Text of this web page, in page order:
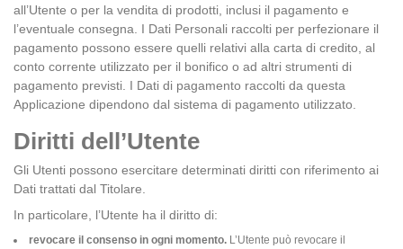
all’Utente o per la vendita di prodotti, inclusi il pagamento e
l’eventuale consegna. I Dati Personali raccolti per perfezionare il
pagamento possono essere quelli relativi alla carta di credito, al
conto corrente utilizzato per il bonifico o ad altri strumenti di
pagamento previsti. I Dati di pagamento raccolti da questa
Applicazione dipendono dal sistema di pagamento utilizzato.
Diritti dell’Utente
Gli Utenti possono esercitare determinati diritti con riferimento ai
Dati trattati dal Titolare.
In particolare, l’Utente ha il diritto di:
revocare il consenso in ogni momento. L’Utente può revocare il